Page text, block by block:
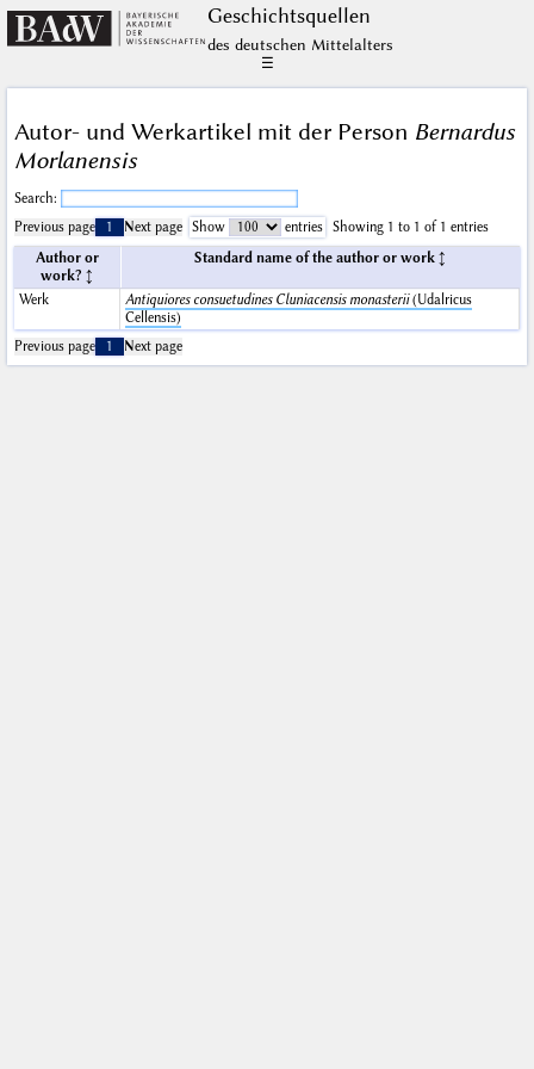
Geschichts­quellen
des deutschen Mittelalters
☰
Autor- und Werkartikel mit der Person Bernardus
Morlanensis
Search:
Previous page
1 Next page Show entries
Showing 1 to 1 of 1 entries
Author or
work?
Standard name of the author or work
Werk Antiquiores consuetudines Cluniacensis monasterii(Udalricus
Cellensis)
Previous page
1 Next page